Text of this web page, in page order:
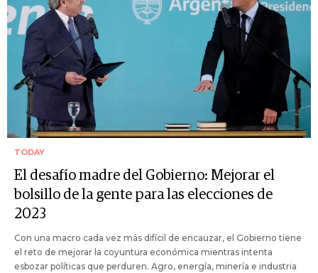
TODAY
El desafío madre del Gobierno: Mejorar el
bolsillo de la gente para las elecciones de
2023
Con una macro cada vez más difícil de encauzar, el Gobierno tiene
el reto de mejorar la coyuntura económica mientras intenta
esbozar políticas que perduren. Agro, energía, minería e industria